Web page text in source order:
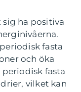
sig ha positiva
fasta
och öka
fasta
vilket kan